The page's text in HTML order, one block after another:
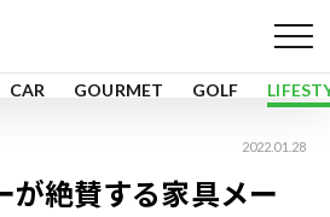
CAR GOURMET GOLF
2022.01.28
が絶賛する家具メー